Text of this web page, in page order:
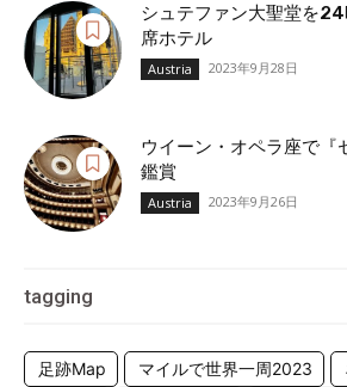
シュテファン大聖堂を
席ホテル
Austria 2023年9月28日
ウイーン・オペラ座で『
鑑賞
Austria 2023年9月26日
tagging
足跡Map マイルで世界一周2023